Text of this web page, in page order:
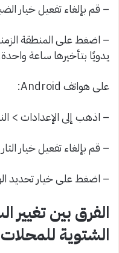
– قم بإلغاء تفعيل خيار
– اضغط على المنطقة
يدويًا بتأخيرها ساعة
على هواتف Android:
– اذهب إلى الإعدادات >
– قم بإلغاء تفعيل خيار
– اضغط على خيار تحديد
الفرق بين تغيير
الشتوية للمحلات